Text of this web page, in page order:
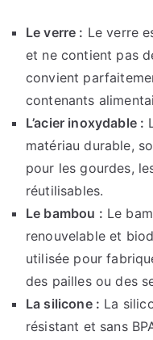
Le verre : Le verre
et ne contient pas
convient
contenants
L’acier inoxydable :
matériau durable,
pour les gourdes,
réutilisables.
Le bambou : Le
renouvelable et
utilisée pour
des pailles ou des
La silicone : La
résistant et sans